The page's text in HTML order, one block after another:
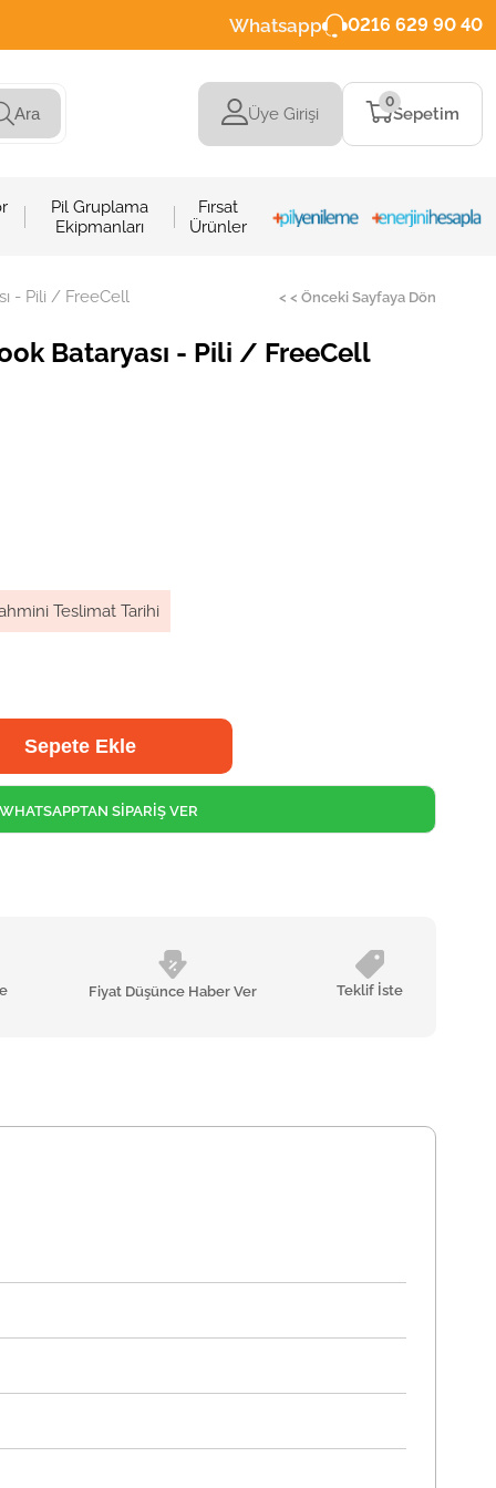
Whatsapp 0216 629 90 40
Ara Üye Girişi Sepetim
0
Pil Gruplama
Ekipmanları
Fırsat
Ürünler
- Pili / FreeCell < < Önceki Sayfaya Dön
Bataryası - Pili / FreeCell
Teslimat Tarihi
Fiyat Düşünce Haber Ver Teklif İste
SİPARİŞ VER